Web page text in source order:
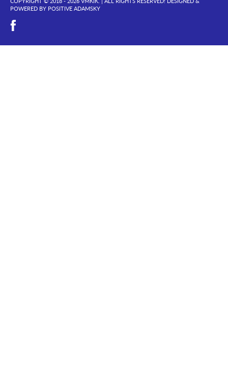
POWERED BY POSITIVE ADAMSKY